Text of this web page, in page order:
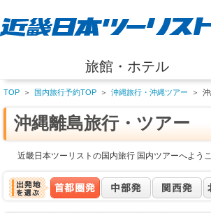
旅館・ホテル
TOP ＞ 国内旅行予約TOP ＞ 沖縄旅行・沖縄ツアー ＞
沖縄離島旅行・ツアー
近畿日本ツーリストの国内旅行 国内ツアーへよう